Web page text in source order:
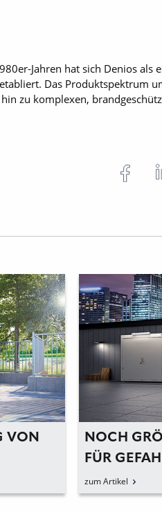
Jahren hat sich Denios
etabliert. Das Produktspektrum
zu komplexen,
VON
NOCH
ÜR
zum Artikel